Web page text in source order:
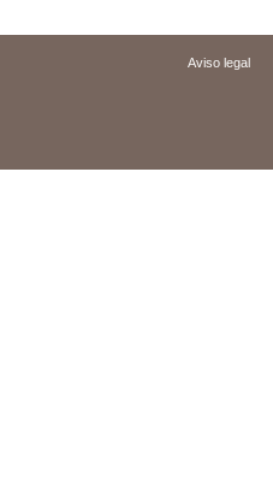
Aviso legal